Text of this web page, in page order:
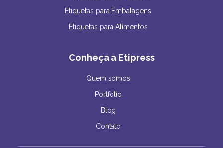
Etiquetas para Embalagens
Etiquetas para Alimentos
Conheça a Etipress
Quem somos
Portfolio
Blog
Contato